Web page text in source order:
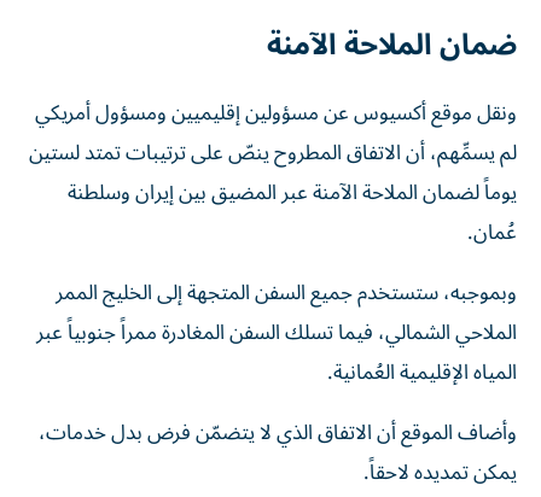
ضمان الملاحة الآمنة
ونقل موقع أكسيوس عن مسؤولين إقليميين ومسؤول أمريكي
لم يسمِّهم، أن الاتفاق المطروح ينصّ على ترتيبات تمتد لستين
يوماً لضمان الملاحة الآمنة عبر المضيق بين إيران وسلطنة
عُمان.
وبموجبه، ستستخدم جميع السفن المتجهة إلى الخليج الممر
الملاحي الشمالي، فيما تسلك السفن المغادرة ممراً جنوبياً عبر
المياه الإقليمية العُمانية.
وأضاف الموقع أن الاتفاق الذي لا يتضمّن فرض بدل خدمات،
يمكن تمديده لاحقاً.